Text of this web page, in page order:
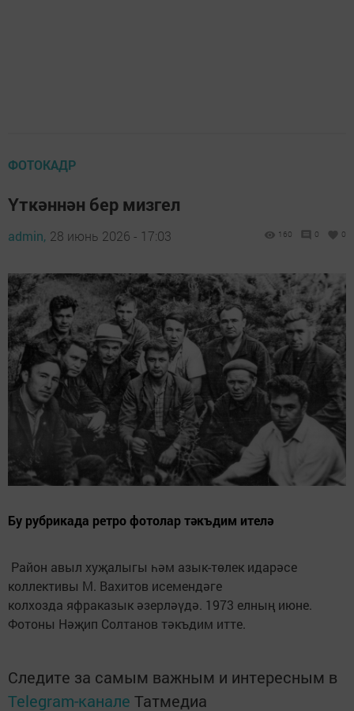
ФОТОКАДР
Үткәннән бер мизгел
admin, 28 июнь 2026 - 17:03 160 0 0
Бу рубрикада ретро фотолар тәкъдим ителә
Район авыл хуҗалыгы һәм азык-төлек идарәсе
коллективы М. Вахитов исемендәге
колхозда яфраказык әзерләүдә. 1973 елның июне.
Фотоны Нәҗип Солтанов тәкъдим итте.
Следите за самым важным и интересным в
Telegram-канале Татмедиа